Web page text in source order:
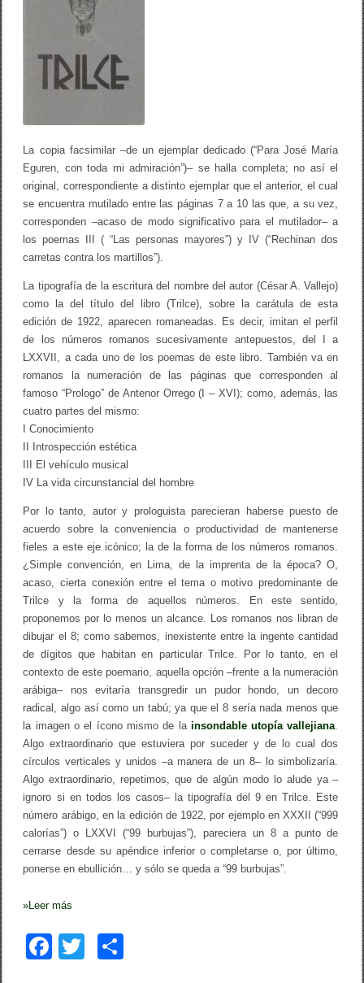
l
l
a
T
l
e
d
l
a
i
l
o
c
N
a
o
n
d
e
P
r
ú
La copia facsimilar –de un ejemplar dedicado (“Para José María
Eguren, con toda mi admiración”)– se halla completa; no así el
original, correspondiente a distinto ejemplar que el anterior, el cual
se encuentra mutilado entre las páginas 7 a 10 las que, a su vez,
corresponden –acaso de modo significativo para el mutilador– a
los poemas III ( “Las personas mayores”) y IV (“Rechinan dos
carretas contra los martillos”).
La tipografía de la escritura del nombre del autor (César A. Vallejo)
como la del título del libro (Trilce), sobre la carátula de esta
edición de 1922, aparecen romaneadas. Es decir, imitan el perfil
de los números romanos sucesivamente antepuestos, del I a
LXXVII, a cada uno de los poemas de este libro. También va en
romanos la numeración de las páginas que corresponden al
famoso “Prologo” de Antenor Orrego (I – XVI); como, además, las
cuatro partes del mismo:
I Conocimiento
II Introspección estética
III El vehículo musical
IV La vida circunstancial del hombre
Por lo tanto, autor y prologuista parecieran haberse puesto de
acuerdo sobre la conveniencia o productividad de mantenerse
fieles a este eje icónico; la de la forma de los números romanos.
¿Simple convención, en Lima, de la imprenta de la época? O,
acaso, cierta conexión entre el tema o motivo predominante de
Trilce y la forma de aquellos números. En este sentido,
proponemos por lo menos un alcance. Los romanos nos libran de
dibujar el 8; como sabemos, inexistente entre la ingente cantidad
de dígitos que habitan en particular Trilce. Por lo tanto, en el
contexto de este poemario, aquella opción –frente a la numeración
arábiga– nos evitaría transgredir un pudor hondo, un decoro
radical, algo así como un tabú; ya que el 8 sería nada menos que
la imagen o el ícono mismo de la insondable utopía vallejiana.
Algo extraordinario que estuviera por suceder y de lo cual dos
círculos verticales y unidos –a manera de un 8– lo simbolizaría.
Algo extraordinario, repetimos, que de algún modo lo alude ya –
ignoro si en todos los casos– la tipografía del 9 en Trilce. Este
número arábigo, en la edición de 1922, por ejemplo en XXXII (“999
calorías”) o LXXVI (“99 burbujas”), pareciera un 8 a punto de
cerrarse desde su apéndice inferior o completarse o, por último,
ponerse en ebullición… y sólo se queda a “99 burbujas”.
»Leer más
F